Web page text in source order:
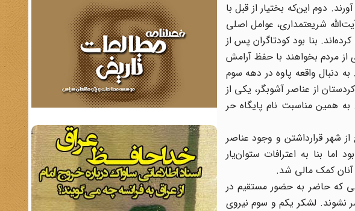
دوم این‌که بختیار از قبل با
شریعتمداری، عوامل اصلی
بنا بود کودتاگران پس از
از مردم بخواهند با حفظ آرامش
دنبال واقعه پاوه در دهه سوم
مسلح، جهت پاکسازی کردستان از عناصر آشوبگر، یکی از
همین مناسبت نام پایگاه حر
خارج از شهر قرارداشتن و وجود عناصر
بنا به اعترافات ستوان‌یار
آنان کمک مالی شد.
که حاضر به حضور مستقیم در
نشوند. لشکر یکم و سوم نیروی